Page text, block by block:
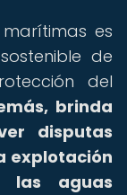
es
de
del
brinda
disputas
explotación
aguas